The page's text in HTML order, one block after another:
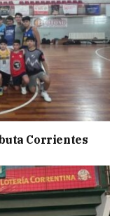
Corrientes